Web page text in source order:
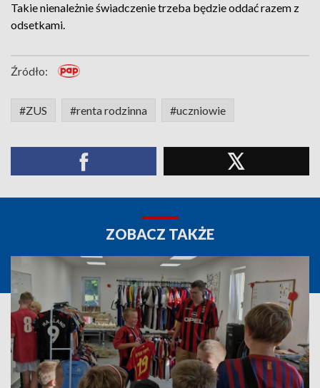
Takie nienależnie świadczenie trzeba będzie oddać razem z
odsetkami.
Źródło:
#ZUS #renta rodzinna #uczniowie
ZOBACZ TAKŻE